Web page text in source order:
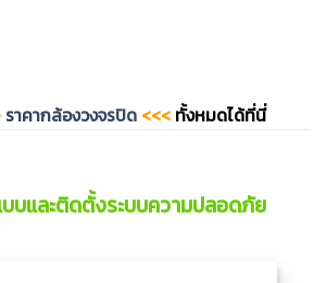
ราคากล้องวงจรปิด <<<ทั้งหมดได้ที่นี่
บและติดตั้งระบบความปลอดภัย